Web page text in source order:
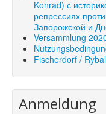
Konrad) с
репрессиях
Запорожской и
Versammlung
Fischerdorf /
Anmeldung